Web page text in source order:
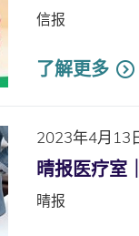
信报
了解更多
2023年4月13
晴报医疗室
晴报